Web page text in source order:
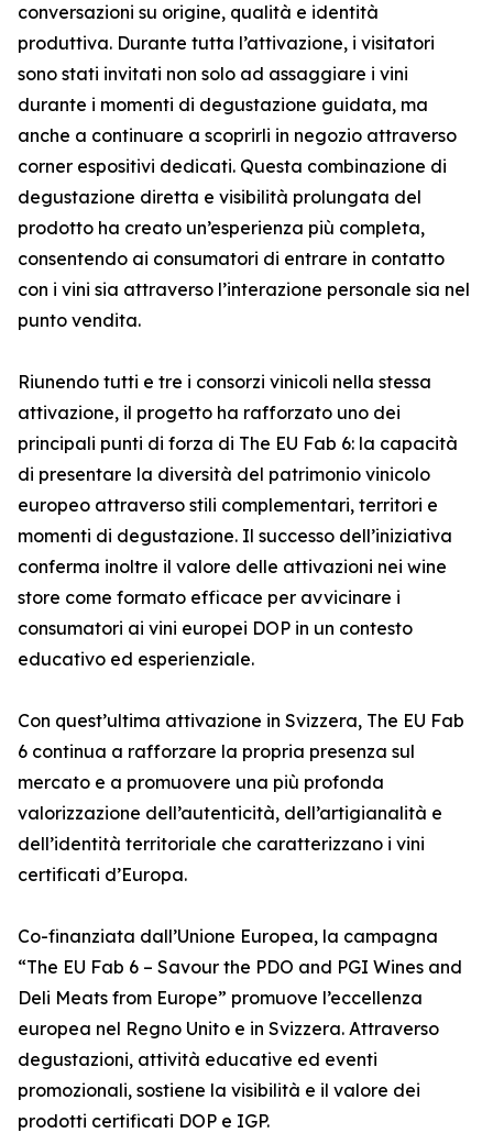
conversazioni su origine, qualità e identità
produttiva. Durante tutta l’attivazione, i visitatori
sono stati invitati non solo ad assaggiare i vini
durante i momenti di degustazione guidata, ma
anche a continuare a scoprirli in negozio attraverso
corner espositivi dedicati. Questa combinazione di
degustazione diretta e visibilità prolungata del
prodotto ha creato un’esperienza più completa,
consentendo ai consumatori di entrare in contatto
con i vini sia attraverso l’interazione personale sia nel
punto vendita.
Riunendo tutti e tre i consorzi vinicoli nella stessa
attivazione, il progetto ha rafforzato uno dei
principali punti di forza di The EU Fab 6: la capacità
di presentare la diversità del patrimonio vinicolo
europeo attraverso stili complementari, territori e
momenti di degustazione. Il successo dell’iniziativa
conferma inoltre il valore delle attivazioni nei wine
store come formato efficace per avvicinare i
consumatori ai vini europei DOP in un contesto
educativo ed esperienziale.
Con quest’ultima attivazione in Svizzera, The EU Fab
6 continua a rafforzare la propria presenza sul
mercato e a promuovere una più profonda
valorizzazione dell’autenticità, dell’artigianalità e
dell’identità territoriale che caratterizzano i vini
certificati d’Europa.
Co-finanziata dall’Unione Europea, la campagna
“The EU Fab 6 – Savour the PDO and PGI Wines and
Deli Meats from Europe” promuove l’eccellenza
europea nel Regno Unito e in Svizzera. Attraverso
degustazioni, attività educative ed eventi
promozionali, sostiene la visibilità e il valore dei
prodotti certificati DOP e IGP.